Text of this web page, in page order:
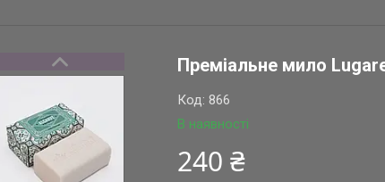
Преміальне мило
В наявності
Код:866
240 ₴